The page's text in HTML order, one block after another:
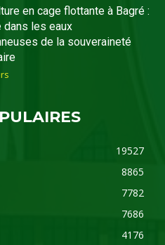
en cage flottante à Bagré :
dans les eaux
de la souveraineté
19527
8865
7782
7686
4176